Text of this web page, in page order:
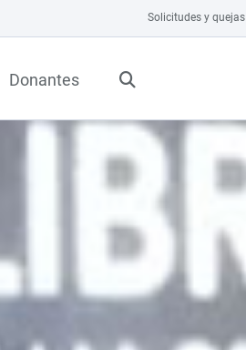
Solicitudes y quejas
Donantes